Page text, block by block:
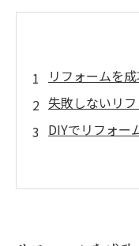
リフォームを
失敗しないリ
DIYでリフォー
プロに依頼す